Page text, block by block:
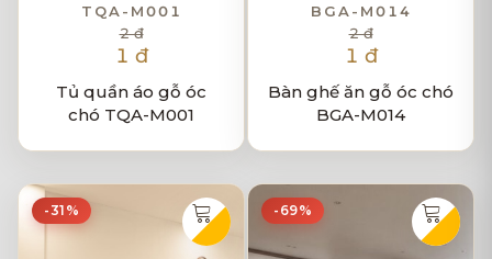
TQA-M001
2 đ
1 đ
Tủ quần áo gỗ óc
chó TQA-M001
BGA-M014
2 đ
1 đ
Bàn ghế ăn gỗ óc chó
BGA-M014
-31% -69%